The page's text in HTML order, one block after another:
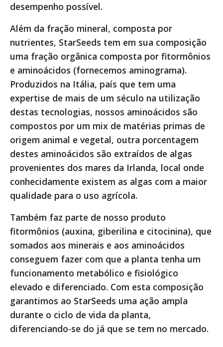
desempenho possível.
Além da fração mineral, composta por
nutrientes, StarSeeds tem em sua composição
uma fração orgânica composta por fitormônios
e aminoácidos (fornecemos aminograma).
Produzidos na Itália, país que tem uma
expertise de mais de um século na utilização
destas tecnologias, nossos aminoácidos são
compostos por um mix de matérias primas de
origem animal e vegetal, outra porcentagem
destes aminoácidos são extraídos de algas
provenientes dos mares da Irlanda, local onde
conhecidamente existem as algas com a maior
qualidade para o uso agrícola.
Também faz parte de nosso produto
fitormônios (auxina, giberilina e citocinina), que
somados aos minerais e aos aminoácidos
conseguem fazer com que a planta tenha um
funcionamento metabólico e fisiológico
elevado e diferenciado. Com esta composição
garantimos ao StarSeeds uma ação ampla
durante o ciclo de vida da planta,
diferenciando-se do já que se tem no mercado.